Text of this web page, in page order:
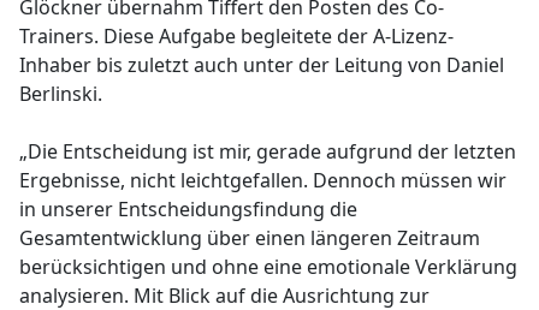
Glöckner übernahm Tiffert den Posten des Co-
Trainers. Diese Aufgabe begleitete der A-Lizenz-
Inhaber bis zuletzt auch unter der Leitung von Daniel
Berlinski.
„Die Entscheidung ist mir, gerade aufgrund der letzten
Ergebnisse, nicht leichtgefallen. Dennoch müssen wir
in unserer Entscheidungsfindung die
Gesamtentwicklung über einen längeren Zeitraum
berücksichtigen und ohne eine emotionale Verklärung
analysieren. Mit Blick auf die Ausrichtung zur